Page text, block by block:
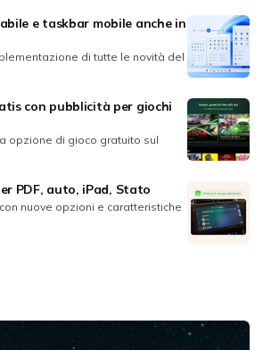
e taskbar mobile anche in
di tutte le novità del
con pubblicità per giochi
opzione di gioco gratuito sul
PDF, auto, iPad, Stato
nuove opzioni e caratteristiche